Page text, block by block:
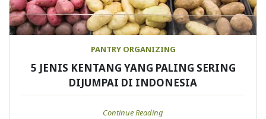
PANTRY ORGANIZING
5 JENIS KENTANG YANG PALING SERING
DIJUMPAI DI INDONESIA
Continue Reading